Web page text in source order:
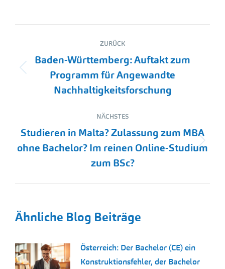
Kommentarnavigation
ZURÜCK
Vorheriger
Beitrag:
Baden-Württemberg: Auftakt zum
Programm für Angewandte
Nachhaltigkeitsforschung
NÄCHSTES
Nächster
Beitrag:
Studieren in Malta? Zulassung zum MBA
ohne Bachelor? Im reinen Online-Studium
zum BSc?
Ähnliche Blog Beiträge
Österreich: Der Bachelor (CE) ein
Konstruktionsfehler, der Bachelor